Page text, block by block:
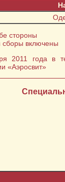
стороны
сборы включены
2011 года в
«Аэросвит»